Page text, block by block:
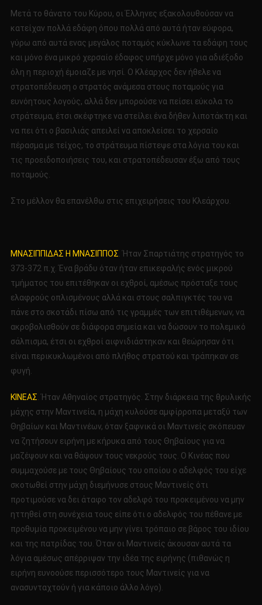
Μετά το θάνατο του Κύρου, οι Έλληνες εξακολουθούσαν να
κατείχαν πολλά εδάφη όπου πολλά από αυτά ήταν εύφορα,
γύρω από αυτά ενας μεγάλος ποταμός κύκλωνε τα εδάφη τους
και μόνο ένα μικρό χερσαίο έδαφος υπήρχε μόνο για αδιέξοδο
όλη η περιοχή έμοιαζε με νησί. Ο Κλέαρχος δεν ήθελε να
στρατοπέδευση ο στρατός ανάμεσα στους ποταμούς για
ευνόητους λογούς, αλλά δεν μπορούσε να πείσει εύκολα το
στράτευμα, έτσι σκέφτηκε να στείλει ένα δήθεν λιποτάκτη και
να πει ότι ο βασιλιάς απειλεί να αποκλείσει το χερσαίο
πέρασμα με τείχος, το στράτευμα πίστεψε στα λόγια του και
τις προειδοποιήσεις του, και στρατοπέδευσαν έξω από τους
ποταμούς.
Στο μέλλον θα επανέλθω στις επιχειρήσεις του Κλεάρχου.
ΜΝΑΣΙΠΠΙΔΑΣ Η ΜΝΑΣΙΠΠΟΣ . Ήταν Σπαρτιάτης στρατηγός το
373-372 π.χ. Ένα βράδυ όταν ήταν επικεφαλής ενός μικρού
τμήματος του επιτέθηκαν οι εχθροί, αμέσως πρόσταξε τους
ελαφρούς οπλισμένους αλλά και στους σαλπιγκτές του να
πάνε στο σκοτάδι πίσω από τις γραμμές των επιτιθέμενων, να
ακροβολισθούν σε διάφορα σημεία και να δώσουν το πολεμικό
σάλπισμα, έτσι οι εχθροί αιφνιδιάστηκαν και θεώρησαν ότι
είναι περικυκλωμένοι από πλήθος στρατού και τράπηκαν σε
φυγή.
ΚΙΝΕΑΣ . Ήταν Αθηναίος στρατηγός. Στην διάρκεια της θρυλικής
μάχης στην Μαντινεία, η μάχη κυλούσε αμφίρροπα μεταξύ των
Θηβαίων και Μαντινέων, όταν ξαφνικά οι Μαντινείς σκόπευαν
να ζητήσουν ειρήνη με κήρυκα από τους Θηβαίους για να
μαζέψουν και να θάψουν τους νεκρούς τους. Ο Κινέας που
συμμαχούσε με τους Θηβαίους του οποίου ο αδελφός του είχε
σκοτωθεί στην μάχη διεμήνυσε στους Μαντινείς ότι
προτιμούσε να δει άταφο τον αδελφό του προκειμένου να μην
ηττηθεί στη συνέχεια τους είπε ότι ο αδελφός του πέθανε με
προθυμία προκειμένου να μην γίνει τρόπαιο σε βάρος του ιδίου
και της πατρίδας του. Όταν οι Μαντινείς άκουσαν αυτά τα
λόγια αμέσως απέρριψαν την ιδέα της ειρήνης (πιθανώς η
ειρήνη ευνοούσε περισσότερο τους Μαντινείς για να
ανασυνταχτούν ή για κάποιο άλλο λόγο).